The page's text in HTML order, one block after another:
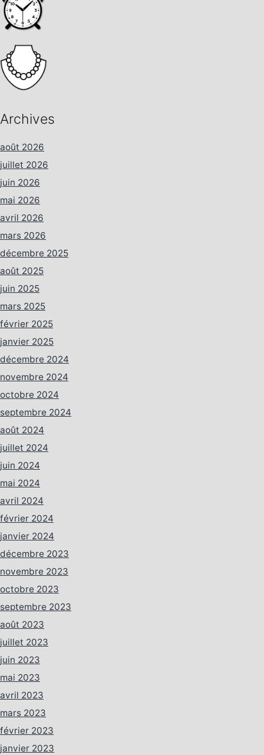
Archives
août 2026
juillet 2026
juin 2026
mai 2026
avril 2026
mars 2026
décembre 2025
août 2025
juin 2025
mars 2025
février 2025
janvier 2025
décembre 2024
novembre 2024
octobre 2024
septembre 2024
août 2024
juillet 2024
juin 2024
mai 2024
avril 2024
février 2024
janvier 2024
décembre 2023
novembre 2023
octobre 2023
septembre 2023
août 2023
juillet 2023
juin 2023
mai 2023
avril 2023
mars 2023
février 2023
janvier 2023